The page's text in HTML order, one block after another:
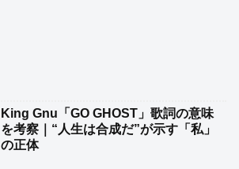
King Gnu「GO GHOST」歌詞の意味
を考察｜“人生は合成だ”が示す「私」
の正体